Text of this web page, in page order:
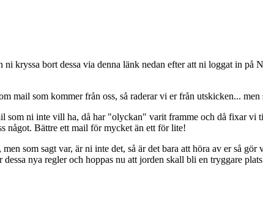
kryssa bort dessa via denna länk nedan efter att ni loggat in på
mail som kommer från oss, så raderar vi er från utskicken...
ni inte vill ha, då har "olyckan" varit framme och då fixar vi
något. Bättre ett mail för mycket än ett för lite!
som sagt var, är ni inte det, så är det bara att höra av er så
nya regler och hoppas nu att jorden skall bli en tryggare